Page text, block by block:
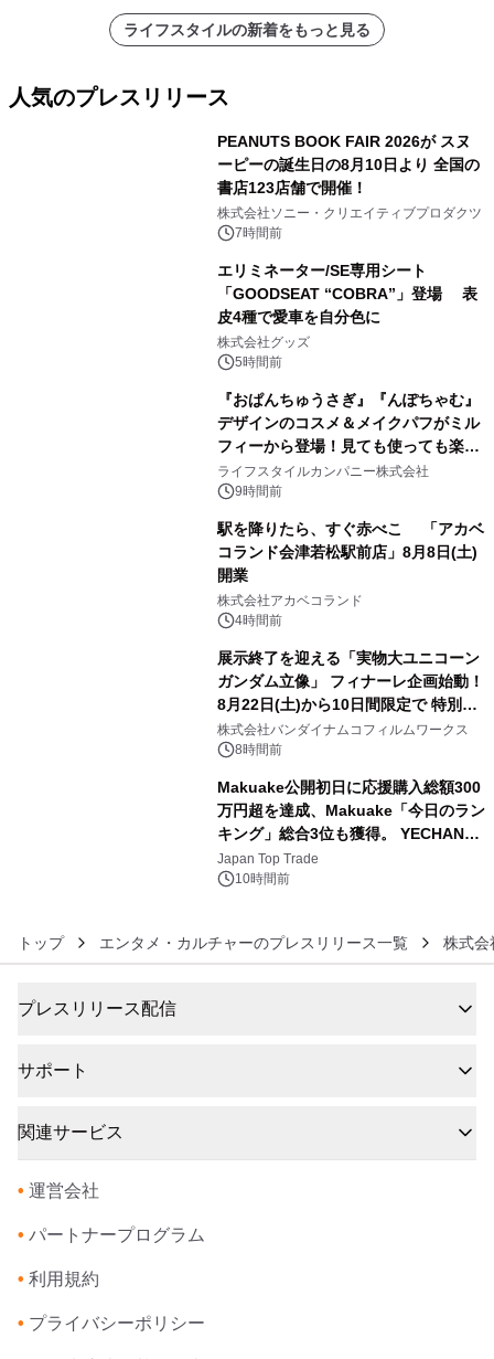
ライフスタイルの新着をもっと見る
人気のプレスリリース
PEANUTS BOOK FAIR 2026が スヌ
ーピーの誕生日の8月10日より 全国の
書店123店舗で開催！
株式会社ソニー・クリエイティブプロダクツ
7時間前
エリミネーター/SE専用シート
「GOODSEAT “COBRA”」登場 表
皮4種で愛車を自分色に
株式会社グッズ
5時間前
『おぱんちゅうさぎ』『んぽちゃむ』
デザインのコスメ＆メイクパフがミル
フィーから登場！見ても使っても楽し
い、ポップでキュートなコレクショ
ン。
ライフスタイルカンパニー株式会社
9時間前
駅を降りたら、すぐ赤べこ 「アカベ
コランド会津若松駅前店」8月8日(土)
開業
株式会社アカベコランド
4時間前
展示終了を迎える「実物大ユニコーン
ガンダム立像」 フィナーレ企画始動！
8月22日(土)から10日間限定で 特別映
像『UNICORN GUNDAM Statue ―
BEYOND POSSIBILITY ―』を上映！
株式会社バンダイナムコフィルムワークス
8時間前
Makuake公開初日に応援購入総額300
万円超を達成、Makuake「今日のラン
キング」総合3位も獲得。 YECHAN音
浴シンギングボウル第2弾の大型サイ
ズ（XL・2XL・3XL）を先行販売中
Japan Top Trade
10時間前
トップ エンタメ・カルチャーのプレスリリース一覧 株式会
プレスリリース配信
サポート
関連サービス
• 運営会社
• パートナープログラム
• 利用規約
• プライバシーポリシー